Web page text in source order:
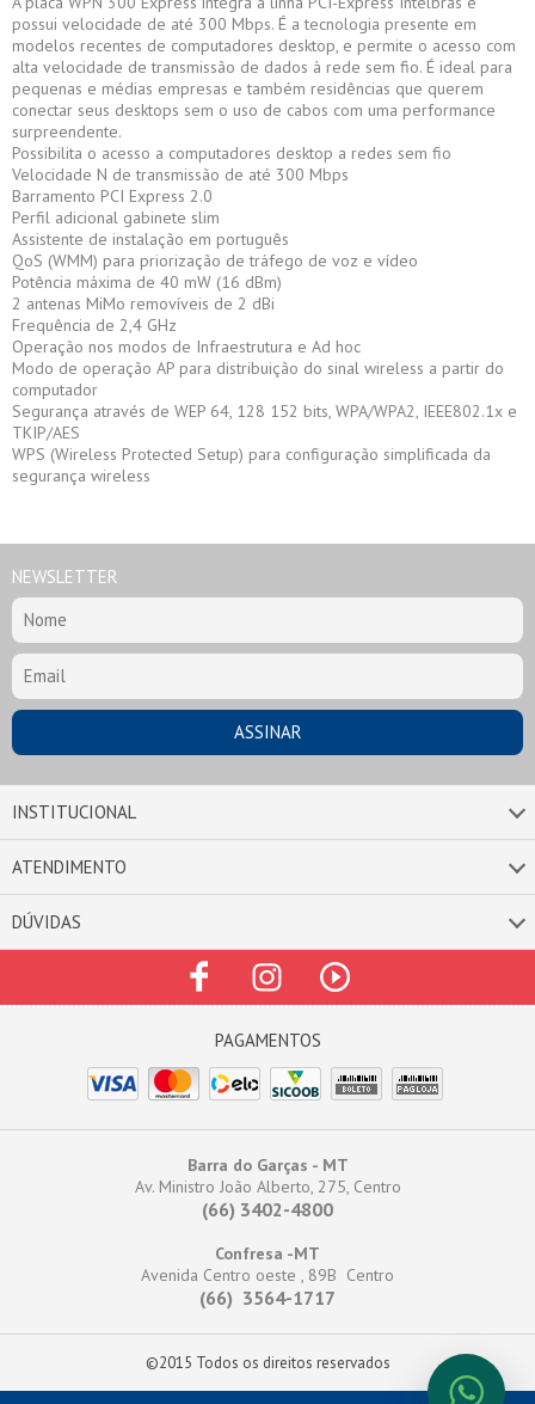
possui velocidade de até 300 Mbps. É a tecnologia presente em
modelos recentes de computadores desktop, e permite o acesso com
alta velocidade de transmissão de dados à rede sem fio. É ideal para
pequenas e médias empresas e também residências que querem
conectar seus desktops sem o uso de cabos com uma performance
surpreendente.
Possibilita o acesso a computadores desktop a redes sem fio
Velocidade N de transmissão de até 300 Mbps
Barramento PCI Express 2.0
Perfil adicional gabinete slim
Assistente de instalação em português
QoS (WMM) para priorização de tráfego de voz e vídeo
Potência máxima de 40 mW (16 dBm)
2 antenas MiMo removíveis de 2 dBi
Frequência de 2,4 GHz
Operação nos modos de Infraestrutura e Ad hoc
Modo de operação AP para distribuição do sinal wireless a partir do
computador
Segurança através de WEP 64, 128 152 bits, WPA/WPA2, IEEE802.1x e
TKIP/AES
WPS (Wireless Protected Setup) para configuração simplificada da
segurança wireless
NEWSLETTER
INSTITUCIONAL
ATENDIMENTO
DÚVIDAS
Barra do Garças - MT
Av. Ministro João Alberto, 275, Centro
(66) 3402-4800
Confresa -MT
Avenida Centro oeste , 89B Centro
(66) 3564-1717
©2015 Todos os direitos reservados